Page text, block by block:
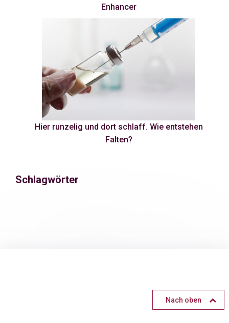
Enhancer
Hier runzelig und dort schlaff. Wie entstehen
Falten?
Schlagwörter
Nach oben